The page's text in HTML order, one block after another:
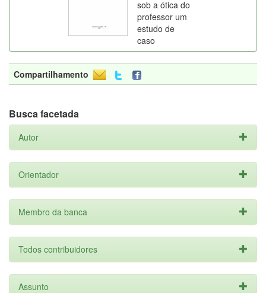
sob a ótica do
professor um
estudo de
caso
Compartilhamento
Busca facetada
Autor
Orientador
Membro da banca
Todos contribuidores
Assunto